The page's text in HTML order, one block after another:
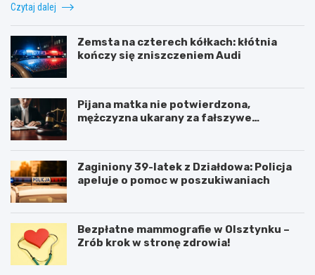
Czytaj dalej
Zemsta na czterech kółkach: kłótnia
kończy się zniszczeniem Audi
Pijana matka nie potwierdzona,
mężczyzna ukarany za fałszywe
Zaginiony 39-latek z Działdowa: Policja
apeluje o pomoc w poszukiwaniach
Bezpłatne mammografie w Olsztynku –
Zrób krok w stronę zdrowia!